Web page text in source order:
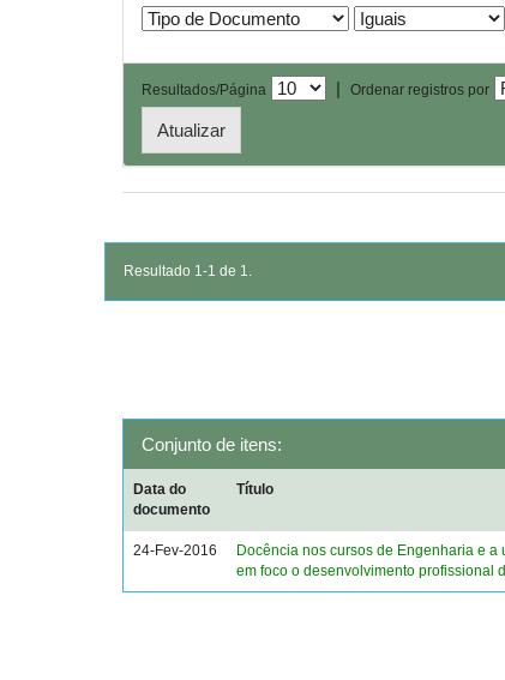
Resultados/Página | Ordenar registros por
Resultado 1-1 de 1.
Conjunto de itens:
Data do
documento
Título
24-Fev-2016
Docência nos cursos de Engenharia e a
em foco o desenvolvimento profissional